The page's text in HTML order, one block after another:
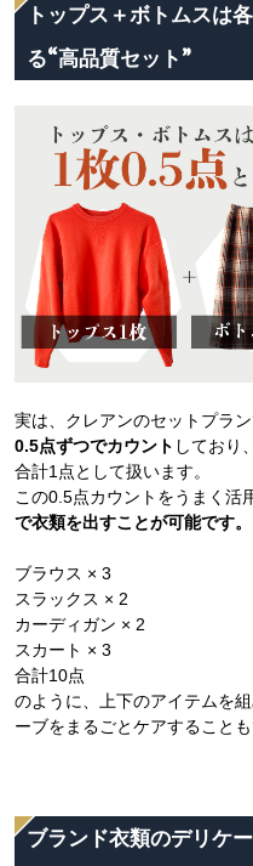
トップス＋ボトムスは
る“高品質セット”
実は、クレアンのセットプラ
0.5点ずつでカウント しており
合計1点として扱います。
この0.5点カウントをうまく活
で衣類を出すことが可能です。
ブラウス × 3
スラックス × 2
カーディガン × 2
スカート × 3
合計10点
のように、上下のアイテムを
ーブをまるごとケアすることも
ブランド衣類のデリケ